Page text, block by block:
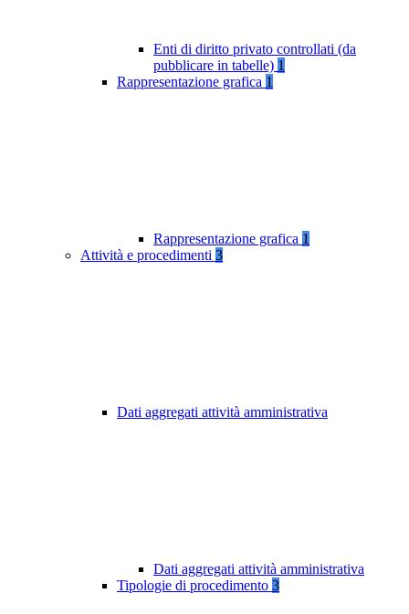
Enti di diritto privato controllati (da
pubblicare in tabelle) 1
Rappresentazione grafica 1
Rappresentazione grafica 1
Attività e procedimenti 3
Dati aggregati attività amministrativa
Dati aggregati attività amministrativa
Tipologie di procedimento 3